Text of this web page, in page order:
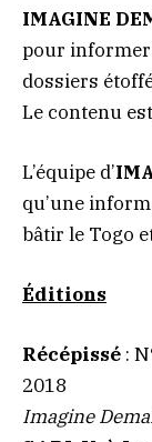
IMAGINE
pour informer
dossiers
Le contenu
L’équipe d’
qu’une
bâtir le Togo
Éditions
Récépissé :
2018
Imagine